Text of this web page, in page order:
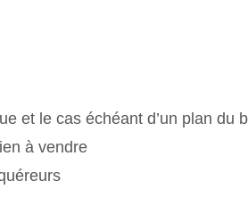
et le cas échéant d’un plan du
à vendre